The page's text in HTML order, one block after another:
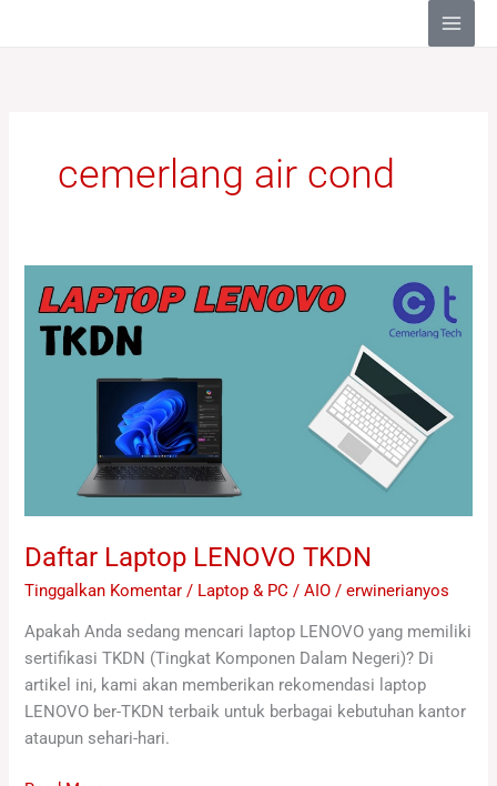
cemerlang air cond
Daftar Laptop LENOVO TKDN
Tinggalkan Komentar / Laptop & PC / AIO /erwinerianyos
Apakah Anda sedang mencari laptop LENOVO yang memiliki
sertifikasi TKDN (Tingkat Komponen Dalam Negeri)? Di
artikel ini, kami akan memberikan rekomendasi laptop
LENOVO ber-TKDN terbaik untuk berbagai kebutuhan kantor
ataupun sehari-hari.
Laptop
LENOVO
TKDN